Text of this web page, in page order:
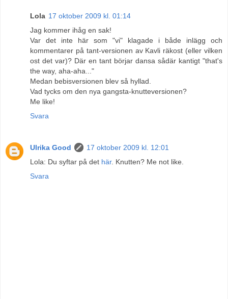
Lola 17 oktober 2009 kl. 01:14
Jag kommer ihåg en sak!
Var det inte här som "vi" klagade i både inlägg och
kommentarer på tant-versionen av Kavli räkost (eller vilken
ost det var)? Där en tant börjar dansa sådär kantigt "that's
the way, aha-aha..."
Medan bebisversionen blev så hyllad.
Vad tycks om den nya gangsta-knutteversionen?
Me like!
Svara
Ulrika Good
17 oktober 2009 kl. 12:01
Lola: Du syftar på det här. Knutten? Me not like.
Svara